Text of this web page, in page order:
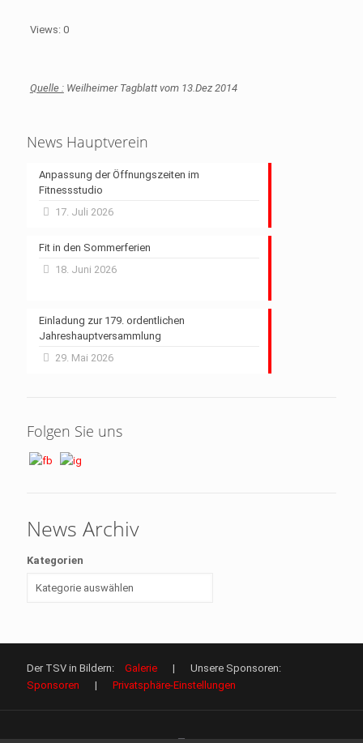
Views: 0
Quelle :Weilheimer Tagblatt vom 13.Dez 2014
News Hauptverein
Anpassung der Öffnungszeiten im
Fitnessstudio
17. Juli 2026
Fit in den Sommerferien
18. Juni 2026
Einladung zur 179. ordentlichen
Jahreshauptversammlung
29. Mai 2026
Folgen Sie uns
News Archiv
Kategorien
Der TSV in Bildern: Galerie | Unsere Sponsoren:
Sponsoren | Privatsphäre-Einstellungen